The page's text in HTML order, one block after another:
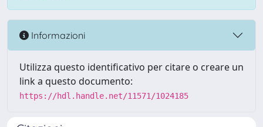
Informazioni
Utilizza questo identificativo per citare o creare un
link a questo documento:
https://hdl.handle.net/11571/1024185